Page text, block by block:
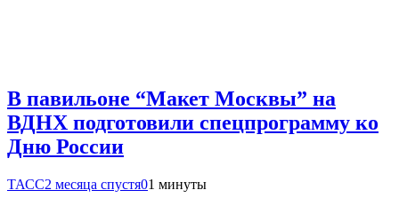
В павильоне “Макет Москвы” на
ВДНХ подготовили спецпрограмму ко
Дню России
ТАСС2 месяца спустя01 минуты